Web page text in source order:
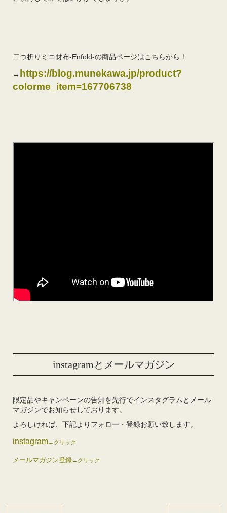
二つ折りミニ財布-Enfold-の商品ページはこちらから！
→ https://blog.munekawa.jp/product?
colorme_item=167706738
instagramとメールマガジン
限定品やキャンペーンの告知を先行でインスタグラムとメール
マガジンでお知らせしております。
よろしければ、下記よりフォロー・登録お願い致します。
instagram←クリック
メールマガジン登録←クリック